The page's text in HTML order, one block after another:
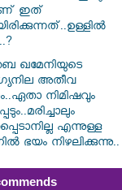
ഇത്
ഖമേനിയുടെ
അതീവ
നിമിഷവും
എന്നുള്ള
ഭയം നിഴലിക്കുന്നു..